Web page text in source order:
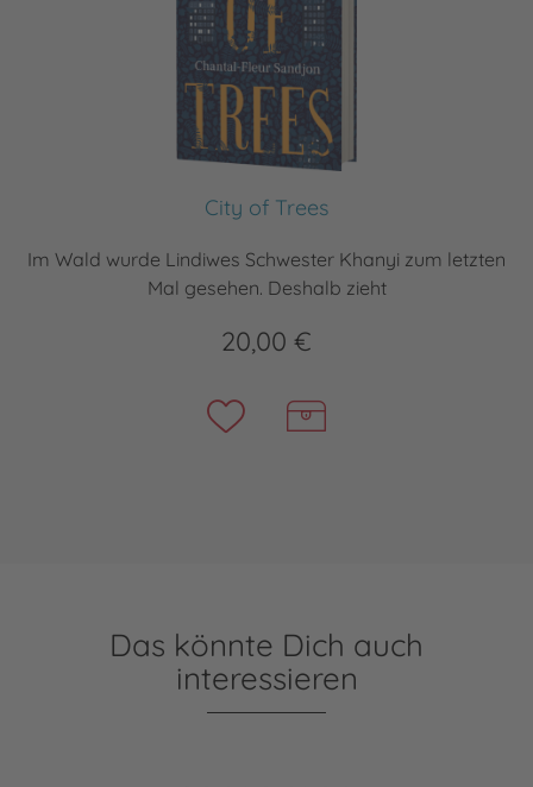
City of Trees
Im Wald wurde Lindiwes Schwester Khanyi zum letzten
Mal gesehen. Deshalb zieht
20,00 €
Das könnte Dich auch
interessieren